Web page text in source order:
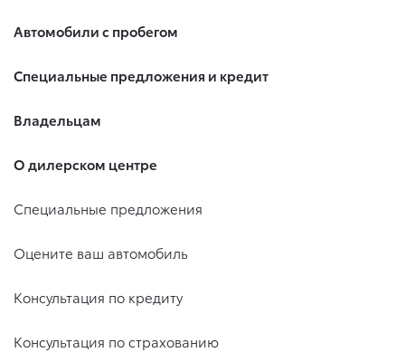
Автомобили с пробегом
Специальные предложения и кредит
Владельцам
О дилерском центре
Специальные предложения
Оцените ваш автомобиль
Консультация по кредиту
Консультация по страхованию